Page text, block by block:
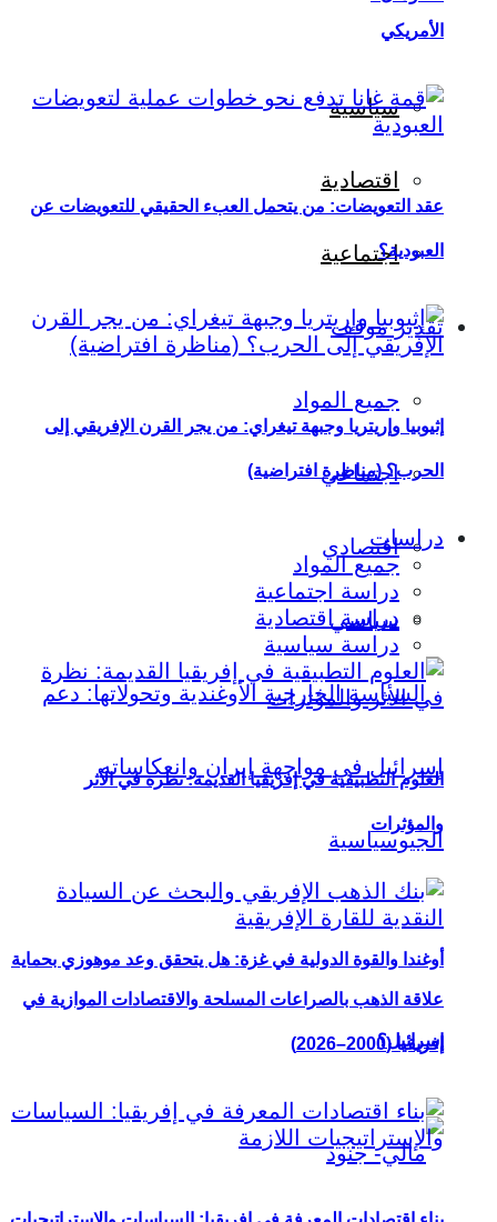
سياسية
اقتصادية
اجتماعية
تقدير موقف
جميع المواد
اجتماعي
اقتصادي
سياسي
أوغندا والقوة الدولية في غزة: هل يتحقق وعد موهوزي بحماية
إسرائيل؟
الأمريكي
عقد التعويضات: من يتحمل العبء الحقيقي للتعويضات عن
العبودية؟
إثيوبيا وإريتريا وجبهة تيغراي: من يجر القرن الإفريقي إلى
الحرب؟ (مناظرة افتراضية)
دراسات
جميع المواد
دراسة اجتماعية
دراسة اقتصادية
دراسة سياسية
العلوم التطبيقية في إفريقيا القديمة: نظرة في الأثر
والمؤثرات
علاقة الذهب بالصراعات المسلحة والاقتصادات الموازية في
إفريقيا (2000–2026)